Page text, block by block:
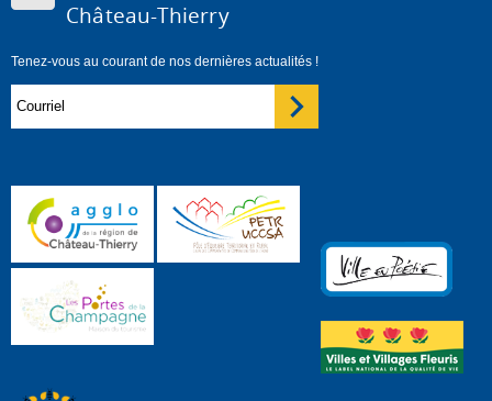
Château-Thierry
Tenez-vous au courant de nos dernières actualités !